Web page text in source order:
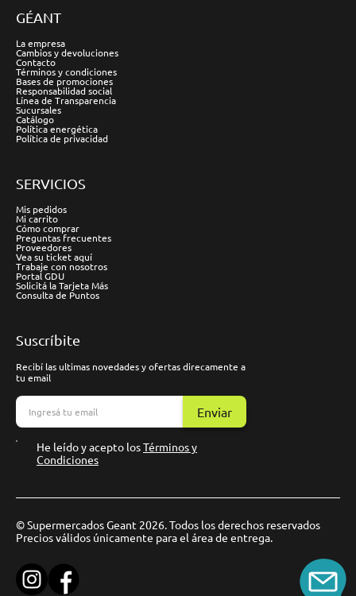
GÉANT
La empresa
Cambios y devoluciones
Contacto
Términos y condiciones
Bases de promociones
Responsabilidad social
Línea de Transparencia
Sucursales
Catálogo
Política energética
Política de privacidad
SERVICIOS
Mis pedidos
Mi carrito
Cómo comprar
Preguntas frecuentes
Proveedores
Vea su ticket aquí
Trabaje con nosotros
Portal GDU
Solicitá la Tarjeta Más
Consulta de Puntos
Suscríbite
Recibí las ultimas novedades y ofertas direcamente a
tu email
Enviar
He leído y acepto losTérminos y
Condiciones
© Supermercados Geant 2026. Todos los derechos reservados
Precios válidos únicamente para el área de entrega.